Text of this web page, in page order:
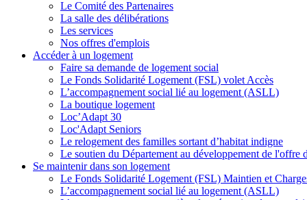
Le Comité des Partenaires
La salle des délibérations
Les services
Nos offres d'emplois
Accéder à un logement
Faire sa demande de logement social
Le Fonds Solidarité Logement (FSL) volet Accès
L’accompagnement social lié au logement (ASLL)
La boutique logement
Loc’Adapt 30
Loc'Adapt Seniors
Le relogement des familles sortant d’habitat indigne
Le soutien du Département au développement de l'offre
Se maintenir dans son logement
Le Fonds Solidarité Logement (FSL) Maintien et
L’accompagnement social lié au logement (ASLL)